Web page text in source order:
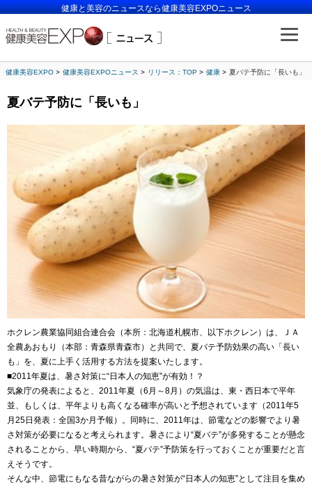
健康と美容のニュースなら健康美容EXPOニュース
健康美容EXPO 健康美容EXPOニュース リリース：TOP 健康 夏バテ予防に「長いも」
夏バテ予防に「長いも」
ホクレン農業協同組合連合会（本所：北海道札幌市、以下ホクレン）は、ＪＡ
全農あおもり（本部：青森県青森市）と共同で、夏バテ予防効果の高い「長い
も」を、夏に上手く活用する方法を提案いたします。
■2011年夏は、暑さ対策に“日本人の知恵”が有効！？
気象庁の発表によると、2011年夏（6月～8月）の気温は、東・西日本で平年
並、もしくは、平年よりも高くなる確率が高いと予想されています（2011年5
月25日発表：全国3か月予報）。同時に、2011年は、節電などの影響でより暑
さ対策が必要になると考えられます。暑さにより“夏バテ”が多発することが懸念
されることから、早い時期から、“夏バテ”予防策を行っておくことが重要だと言
えそうです。
そんな中、節電にもなる昔ながらの暑さ対策が“日本人の知恵”として注目を集め